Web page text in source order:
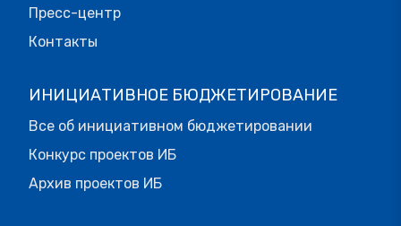
Пресс-центр
Контакты
ИНИЦИАТИВНОЕ БЮДЖЕТИРОВАНИЕ
Все об инициативном бюджетировании
Конкурс проектов ИБ
Архив проектов ИБ